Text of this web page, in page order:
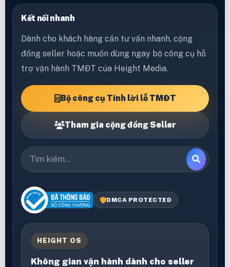
Kết nối nhanh
Dành cho khách hàng cần tư vấn nhanh, cộng
đồng seller hoặc muốn dùng ngay bộ công cụ hỗ
trợ vận hành TMĐT của Height Media.
Bộ công cụ Tính lời lỗ TMĐT
Tham gia cộng đồng Seller
DMCA PROTECTED
HEIGHT OS
Không gian vận hành dành cho seller